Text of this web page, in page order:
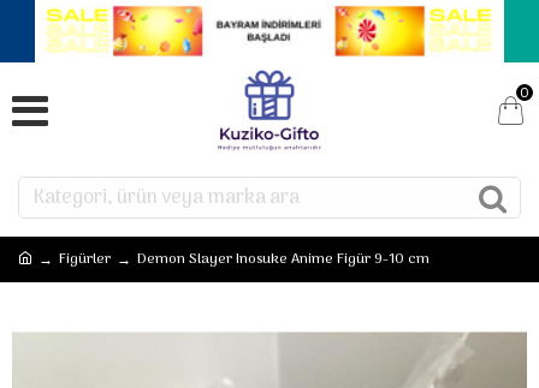
0
Figürler Demon Slayer Inosuke Anime Figür 9-10 cm